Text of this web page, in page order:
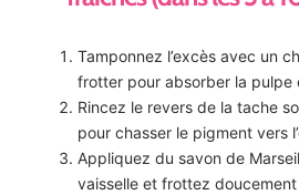
Tamponnez l’excès avec un
frotter pour absorber la pulpe
Rincez le revers de la tache
pour chasser le pigment vers
Appliquez du savon de
vaisselle et frottez